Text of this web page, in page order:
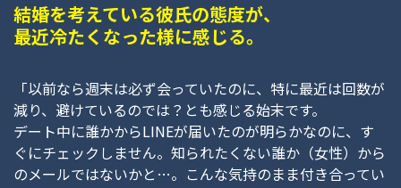
結婚を考えている彼氏の態度が、
最近冷たくなった様に感じる。
「以前なら週末は必ず会っていたのに、特に最近は回数が
減り、避けているのでは？とも感じる始末です。
デート中に誰かからLINEが届いたのが明らかなのに、す
ぐにチェックしません。知られたくない誰か（女性）から
のメールではないかと…。こんな気持のまま付き合ってい